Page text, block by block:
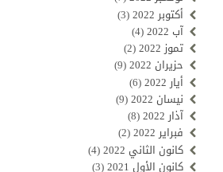
أكتوبر 2022
(3)
آب 2022
(4)
تموز 2022
(2)
حزيران 2022
(9)
أيار 2022
(6)
نيسان 2022
(9)
آذار 2022
(8)
فبراير 2022
(2)
كانون الثاني 2022
(4)
كانون الأول 2021
(3)